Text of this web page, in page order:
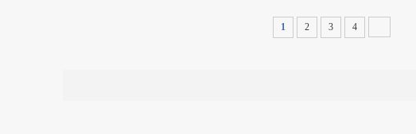
1 2 3 4